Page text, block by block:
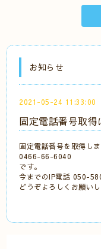
お知らせ
2021-05-24 11:33:00
固定電話番号取得
固定電話番号を取得しま
0466-66-6040
です。
今までのIP電話 050-
どうぞよろしくお願いし